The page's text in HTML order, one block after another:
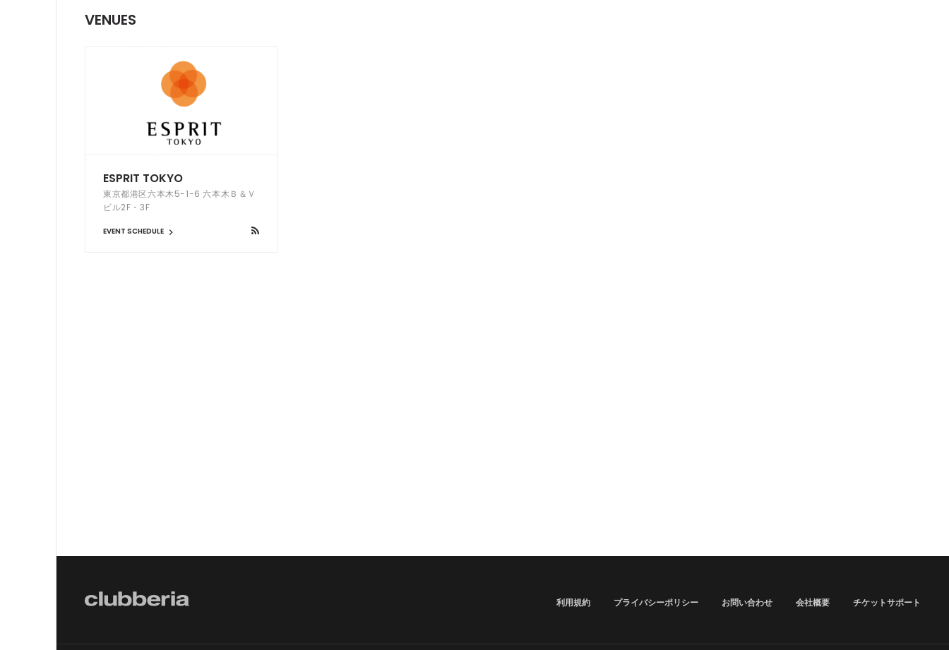
VENUES
ESPRIT TOKYO
東京都港区六本木5-1-6 六本木Ｂ＆Ｖ
ビル2F・3F
EVENT SCHEDULE
利用規約 プライバシーポリシー お問い合わせ 会社概要 チケットサポート